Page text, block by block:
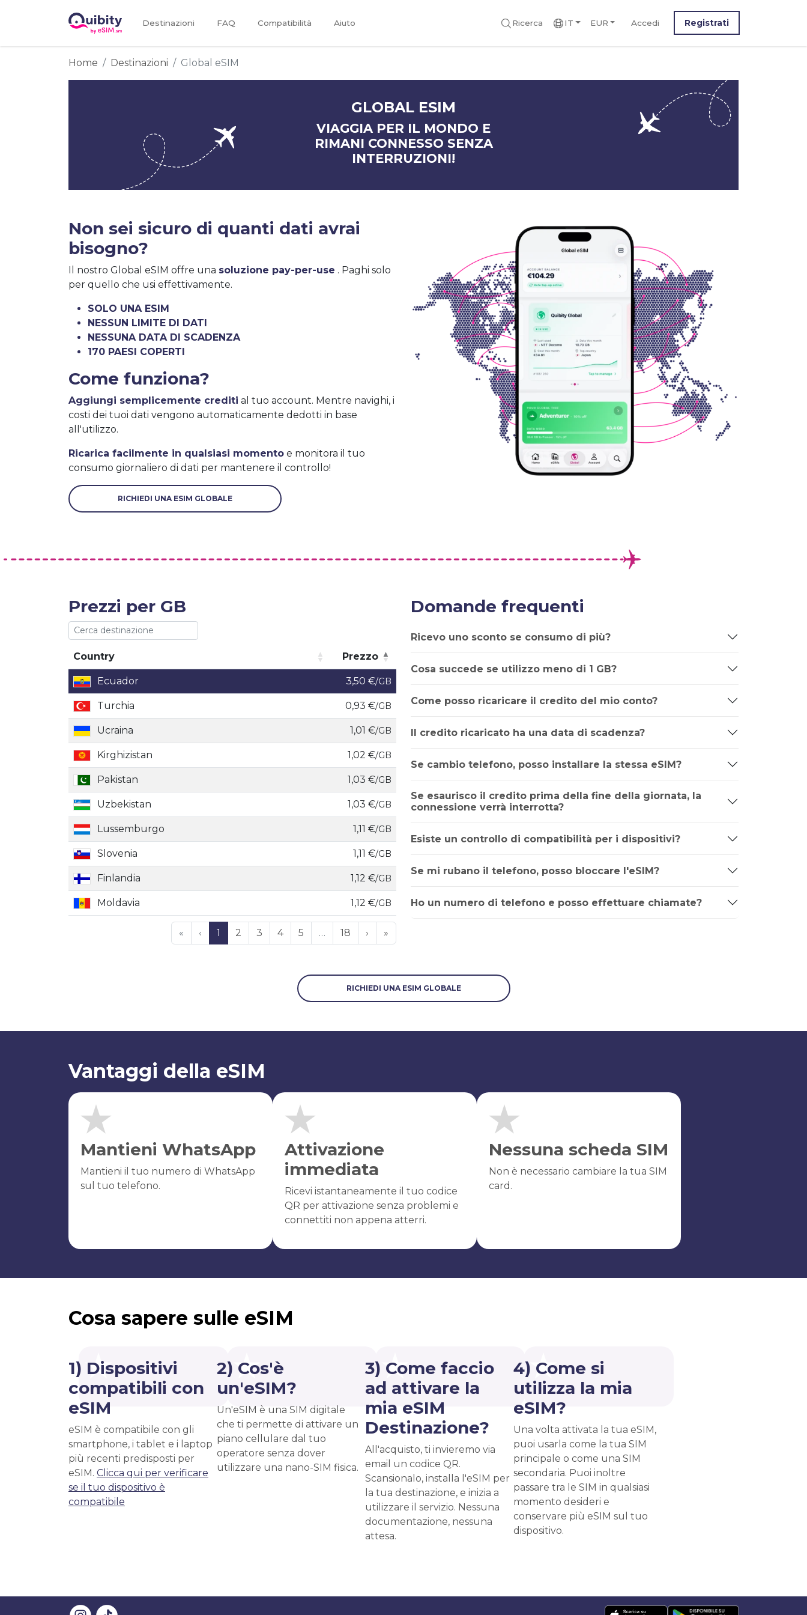
Destinazioni FAQ Compatibilità Aiuto Ricerca IT EUR Accedi Registrati
Home Destinazioni Global eSIM
GLOBAL ESIM
VIAGGIA PER IL MONDO E
RIMANI CONNESSO SENZA
INTERRUZIONI!
Non sei sicuro di quanti dati avrai
bisogno?
Il nostro Global eSIM offre una soluzione pay-per-use . Paghi solo
per quello che usi effettivamente.
SOLO UNA ESIM
NESSUN LIMITE DI DATI
NESSUNA DATA DI SCADENZA
170 PAESI COPERTI
Come funziona?
Aggiungi semplicemente crediti al tuo account. Mentre navighi, i
costi dei tuoi dati vengono automaticamente dedotti in base
all'utilizzo.
Ricarica facilmente in qualsiasi momento e monitora il tuo
consumo giornaliero di dati per mantenere il controllo!
RICHIEDI UNA ESIM GLOBALE
Prezzi per GB
Country
Prezzo
Country
Prezzo
Ecuador 3,50 €/GB
Turchia 0,93 €/GB
Ucraina 1,01 €/GB
Kirghizistan 1,02 €/GB
Pakistan 1,03 €/GB
Uzbekistan 1,03 €/GB
Lussemburgo 1,11 €/GB
Slovenia 1,11 €/GB
Finlandia 1,12 €/GB
Moldavia 1,12 €/GB
« ‹ 1 2 3 4 5 … 18 › »
Domande frequenti
Ricevo uno sconto se consumo di più?
Cosa succede se utilizzo meno di 1 GB?
Come posso ricaricare il credito del mio conto?
Il credito ricaricato ha una data di scadenza?
Se cambio telefono, posso installare la stessa eSIM?
Se esaurisco il credito prima della fine della giornata, la
connessione verrà interrotta?
Esiste un controllo di compatibilità per i dispositivi?
Se mi rubano il telefono, posso bloccare l'eSIM?
Ho un numero di telefono e posso effettuare chiamate?
RICHIEDI UNA ESIM GLOBALE
Vantaggi della eSIM
Mantieni WhatsApp
Mantieni il tuo numero di WhatsApp
sul tuo telefono.
Attivazione
immediata
Ricevi istantaneamente il tuo codice
QR per attivazione senza problemi e
connettiti non appena atterri.
Nessuna scheda SIM
Non è necessario cambiare la tua SIM
card.
Cosa sapere sulle eSIM
1) Dispositivi
compatibili con
eSIM
eSIM è compatibile con gli
smartphone, i tablet e i laptop
più recenti predisposti per
eSIM. Clicca qui per verificare
se il tuo dispositivo è
compatibile
2) Cos'è
un'eSIM?
Un'eSIM è una SIM digitale
che ti permette di attivare un
piano cellulare dal tuo
operatore senza dover
utilizzare una nano-SIM fisica.
3) Come faccio
ad attivare la
mia eSIM
Destinazione?
All'acquisto, ti invieremo via
email un codice QR.
Scansionalo, installa l'eSIM per
la tua destinazione, e inizia a
utilizzare il servizio. Nessuna
documentazione, nessuna
attesa.
4) Come si
utilizza la mia
eSIM?
Una volta attivata la tua eSIM,
puoi usarla come la tua SIM
principale o come una SIM
secondaria. Puoi inoltre
passare tra le SIM in qualsiasi
momento desideri e
conservare più eSIM sul tuo
dispositivo.